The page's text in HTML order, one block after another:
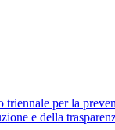
triennale per la
e della